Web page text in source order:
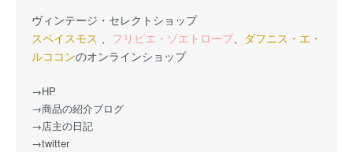
ヴィンテージ・セレクトショップ
スペイスモス 、 フリピエ・ゾエトロープ、 ダフニス・エ・
ルココンのオンラインショップ
→HP
→商品の紹介ブログ
→店主の日記
→twitter